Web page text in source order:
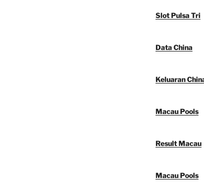
Slot Pulsa Tri
Data China
Keluaran
Macau Pools
Result Macau
Macau Pools